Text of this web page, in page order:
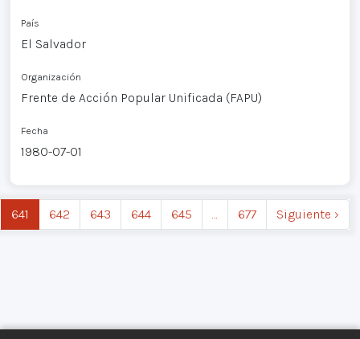
País
El Salvador
Organización
Frente de Acción Popular Unificada (FAPU)
Fecha
1980-07-01
641 642 643 644 645 677 Siguiente ›